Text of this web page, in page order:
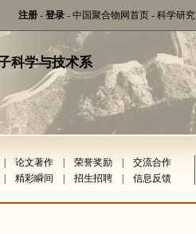
注册 - 登录 - 中国聚合物网首页 - 科学研究
科学与技术系
论文著作 荣誉奖励 交流合作
精彩瞬间 招生招聘 信息反馈